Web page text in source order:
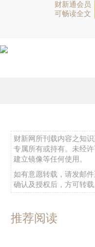
财新通会员
可畅读全文
财新网所刊载内容之知
专属所有或持有。未经
建立镜像等任何使用。
如有意愿转载，请发邮
确认及授权后，方可转载
推荐阅读